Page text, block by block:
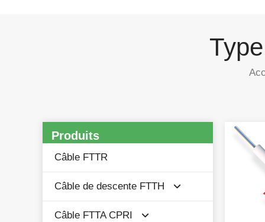
Produits
Câble FTTR
Câble de descente FTTH
Câble plat Butterfly FTTH
Câble FTTA CPRI